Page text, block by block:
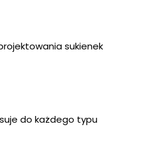
sukienek
do każdego typu